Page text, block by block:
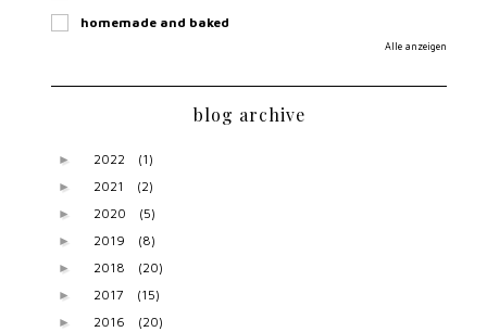
homemade and baked
Alle anzeigen
blog archive
► 2022 (1)
► 2021 (2)
► 2020 (5)
► 2019 (8)
► 2018 (20)
► 2017 (15)
► 2016 (20)